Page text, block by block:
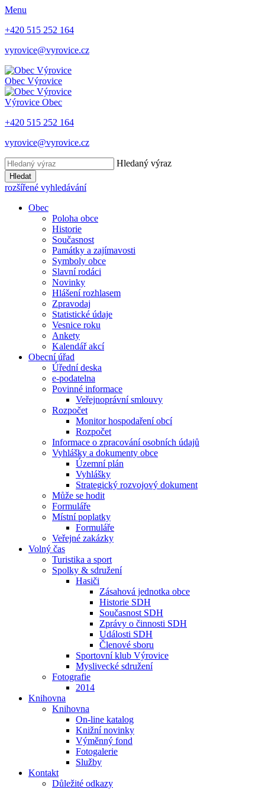
Menu
+420 515 252 164
vyrovice@vyrovice.cz
Obec Výrovice
Výrovice Obec
+420 515 252 164
vyrovice@vyrovice.cz
Hledaný výraz
Hledat
rozšířené vyhledávání
Obec
Poloha obce
Historie
Současnost
Památky a zajímavosti
Symboly obce
Slavní rodáci
Novinky
Hlášení rozhlasem
Zpravodaj
Statistické údaje
Vesnice roku
Ankety
Kalendář akcí
Obecní úřad
Úřední deska
e-podatelna
Povinné informace
Veřejnoprávní smlouvy
Rozpočet
Monitor hospodaření obcí
Rozpočet
Informace o zpracování osobních údajů
Vyhlášky a dokumenty obce
Územní plán
Vyhlášky
Strategický rozvojový dokument
Může se hodit
Formuláře
Místní poplatky
Formuláře
Veřejné zakázky
Volný čas
Turistika a sport
Spolky & sdružení
Hasiči
Zásahová jednotka obce
Historie SDH
Současnost SDH
Zprávy o činnosti SDH
Události SDH
Členové sboru
Sportovní klub Výrovice
Myslivecké sdružení
Fotografie
2014
Knihovna
Knihovna
On-line katalog
Knižní novinky
Výměnný fond
Fotogalerie
Služby
Kontakt
Důležité odkazy